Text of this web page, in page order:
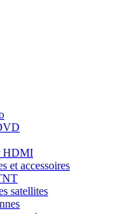
HDMI
et accessoires
satellites